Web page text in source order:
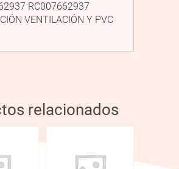
RC007662937
VENTILACIÓN Y PVC
relacionados